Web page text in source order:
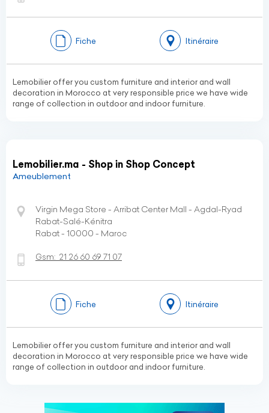
Fiche Itinéraire
Lemobilier offer you custom furniture and interior and wall
decoration in Morocco at very responsible price we have wide
range of collection in outdoor and indoor furniture.
Lemobilier.ma - Shop in Shop Concept
Ameublement
Virgin Mega Store - Arribat Center Mall - Agdal-Ryad
Rabat-Salé-Kénitra
Rabat - 10000 - Maroc
Gsm: 21 26 60 69 71 07
Fiche Itinéraire
Lemobilier offer you custom furniture and interior and wall
decoration in Morocco at very responsible price we have wide
range of collection in outdoor and indoor furniture.